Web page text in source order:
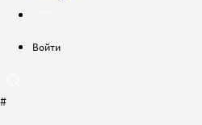
Войти
#